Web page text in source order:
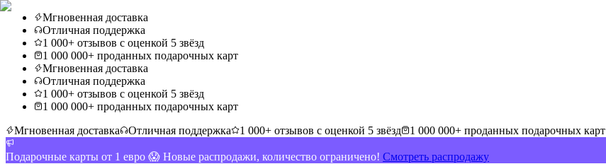
Мгновенная доставка
Отличная поддержка
1 000+ отзывов с оценкой 5 звёзд
1 000 000+ проданных подарочных карт
Мгновенная доставка
Отличная поддержка
1 000+ отзывов с оценкой 5 звёзд
1 000 000+ проданных подарочных карт
Мгновенная доставка
Отличная поддержка 1 000+ отзывов с оценкой 5 звёзд 1 000 000+ проданных подарочных карт
Подарочные карты от 1 евро 😱 Новые распродажи, количество ограничено! Смотреть распродажу